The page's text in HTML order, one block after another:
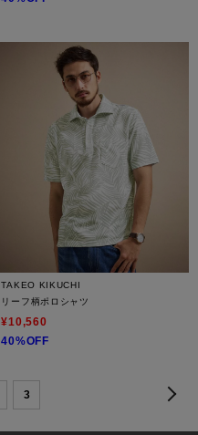
TAKEO KIKUCHI
リーフ柄ポロシャツ
¥10,560
40%OFF
3